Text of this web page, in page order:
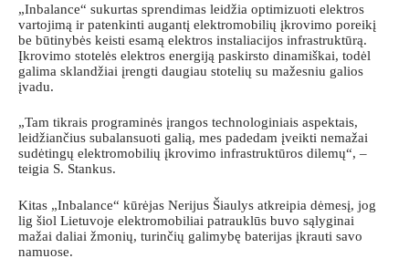
„Inbalance“ sukurtas sprendimas leidžia optimizuoti elektros
vartojimą ir patenkinti augantį elektromobilių įkrovimo poreikį
be būtinybės keisti esamą elektros instaliacijos infrastruktūrą.
Įkrovimo stotelės elektros energiją paskirsto dinamiškai, todėl
galima sklandžiai įrengti daugiau stotelių su mažesniu galios
įvadu.
„Tam tikrais programinės įrangos technologiniais aspektais,
leidžiančius subalansuoti galią, mes padedam įveikti nemažai
sudėtingų elektromobilių įkrovimo infrastruktūros dilemų“, –
teigia S. Stankus.
Kitas „Inbalance“ kūrėjas Nerijus Šiaulys atkreipia dėmesį, jog
lig šiol Lietuvoje elektromobiliai patrauklūs buvo sąlyginai
mažai daliai žmonių, turinčių galimybę baterijas įkrauti savo
namuose.